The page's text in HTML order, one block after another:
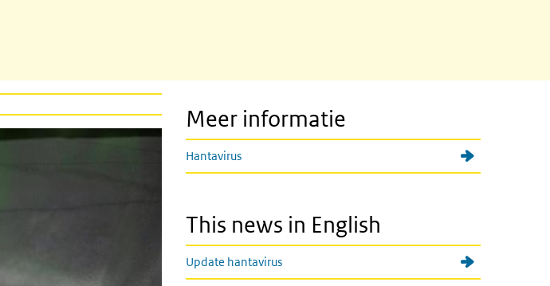
Meer informatie
Hantavirus
This news in English
Update hantavirus